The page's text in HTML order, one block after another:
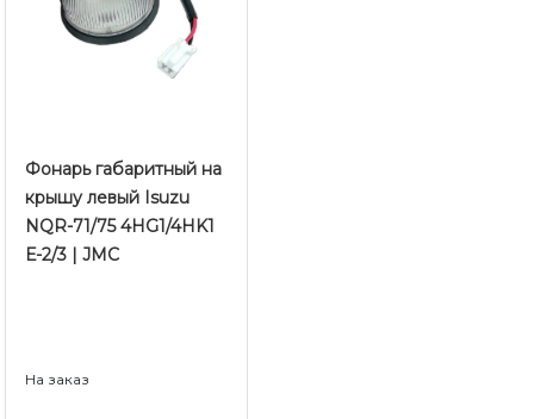
Фонарь габаритный на
крышу левый Isuzu
NQR-71/75 4HG1/4HK1
Е-2/3 | JMC
На заказ